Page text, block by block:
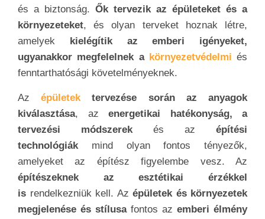
és a biztonság. Ők tervezik az épületeket és a
környezeteket, és olyan terveket hoznak létre,
amelyek kielégítik az emberi igényeket,
ugyanakkor megfelelnek a környezetvédelmi és
fenntarthatósági követelményeknek.
Azépületektervezése során az anyagok
kiválasztása, az energetikai hatékonyság, a
tervezési módszerek és az építési
technológiák mind olyan fontos tényezők,
amelyeket az építész figyelembe vesz. Az
építészeknek az esztétikai érzékkel
is rendelkezniük kell. Az épületek és környezetek
megjelenése és stílusa fontos az emberi élmény